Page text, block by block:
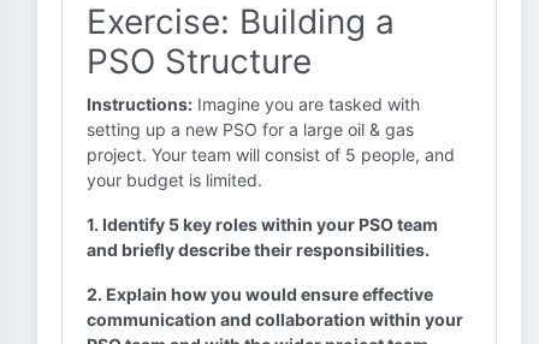
Exercise: Building a
PSO Structure
Instructions: Imagine you are tasked with
setting up a new PSO for a large oil & gas
project. Your team will consist of 5 people, and
your budget is limited.
1. Identify 5 key roles within your PSO team
and briefly describe their responsibilities.
2. Explain how you would ensure effective
communication and collaboration within your